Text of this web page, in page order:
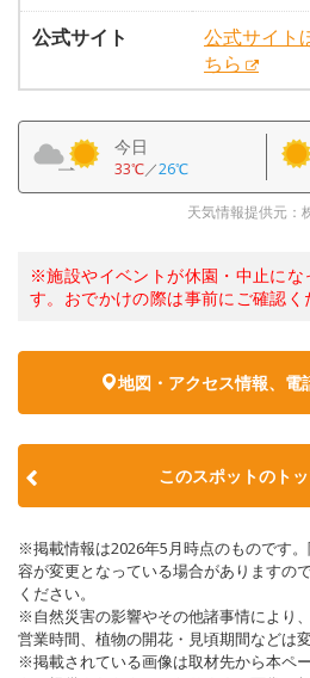
公式サイト
公式サイト
ちら
今日
33℃／26℃
天気情報提供元：
※施設やイベントが休園・中止にな
す。おでかけの際は事前にご確認く
地図・アクセス情報、電
このスポットのト
※掲載情報は2026年5月時点のものです
容が変更となっている場合がありますの
ください。
※自然災害の影響やその他諸事情により
営業時間、植物の開花・見頃期間などは
※掲載されている画像は取材先から本ペ